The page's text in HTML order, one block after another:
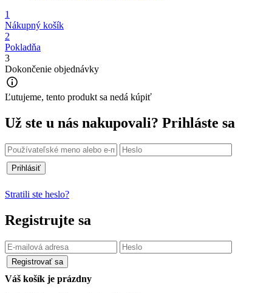
1
Nákupný košík
2
Pokladňa
3
Dokončenie objednávky
Ľutujeme, tento produkt sa nedá kúpiť
Už ste u nás nakupovali? Prihláste sa
Prihlásiť
Stratili ste heslo?
Registrujte sa
Registrovať sa
Váš košík je prázdny